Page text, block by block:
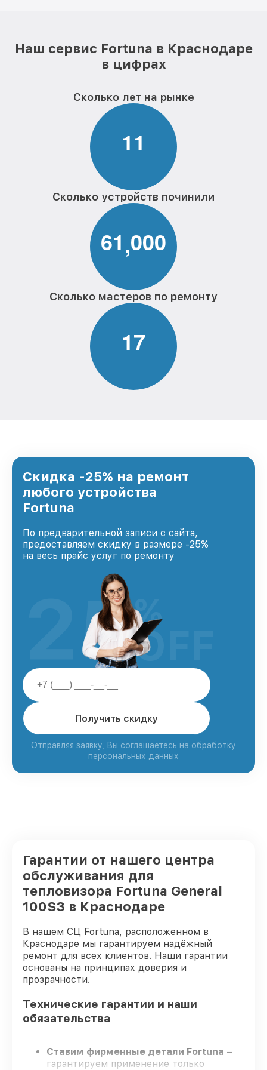
Наш сервис Fortuna в Краснодаре
в цифрах
Сколько лет на рынке
11
Сколько устройств починили
61,000
Сколько мастеров по ремонту
17
Скидка -25% на ремонт
любого устройства
Fortuna
По предварительной записи с сайта,
предоставляем скидку в размере -25%
на весь прайс услуг по ремонту
Получить скидку
Отправляя заявку, Вы соглашаетесь на обработку
персональных данных
25%
OFF
Гарантии от нашего центра
обслуживания для
тепловизора Fortuna General
100S3 в Краснодаре
В нашем СЦ Fortuna, расположенном в
Краснодаре мы гарантируем надёжный
ремонт для всех клиентов. Наши гарантии
основаны на принципах доверия и
прозрачности.
Технические гарантии и наши
обязательства
Ставим фирменные детали Fortuna –
гарантируем применение только